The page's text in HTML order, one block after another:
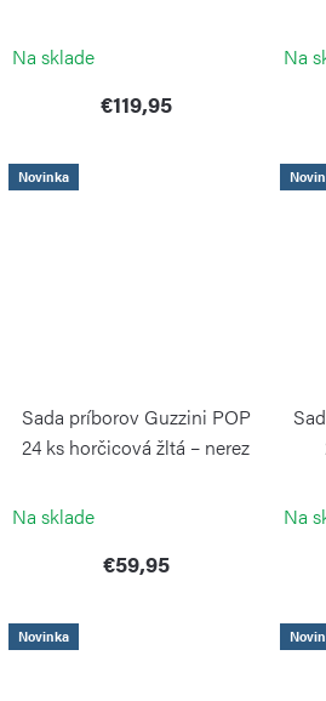
Na sklade
€119,95
Na
Novinka
Sada príborov Guzzini POP
24 ks horčicová žltá – nerez
Na sklade
€59,95
Na
Novinka